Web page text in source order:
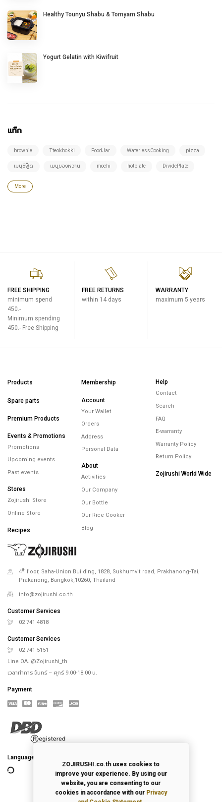
Healthy Tounyu Shabu & Tomyam Shabu
Yogurt Gelatin with Kiwifruit
แท็ก
brownie Tteokbokki FoodJar WaterlessCooking pizza
เมนูซีฟู๊ด เมนูของหวาน mochi hotplate DividePlate
More
FREE SHIPPING
minimum spend
450.-
Minimum spending
450.- Free Shipping
FREE RETURNS
within 14 days
WARRANTY
maximum 5 years
Products
Spare parts
Premium Products
Events & Promotions
Promotions
Upcoming events
Past events
Stores
Zojirushi Store
Online Store
Recipes
Membership
Account
Your Wallet
Orders
Address
Personal Data
About
Activities
Our Company
Our Bottle
Our Rice Cooker
Blog
Help
Contact
Search
FAQ
E-warranty
Warranty Policy
Return Policy
Zojirushi World Wide
4th floor, Saha-Union Building, 1828, Sukhumvit road, Prakhanong-Tai,
Prakanong, Bangkok,10260, Thailand
info@zojirushi.co.th
Customer Services
02 741 4818
Customer Services
02 741 5151
Line OA. @Zojirushi_th
เวลาทำการ จันทร์ – ศุกร์ 9.00-18.00 น.
Payment
Language
ZOJIRUSHI.co.th uses cookies to
improve your experience. By using our
website, you are consenting to our
cookies in accordance with our Privacy